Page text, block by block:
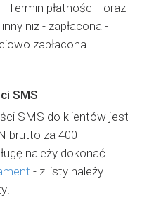
Termin płatności - oraz
niż - zapłacona -
zapłacona
SMS
SMS do klientów jest
brutto za 400
należy dokonać
- z listy należy